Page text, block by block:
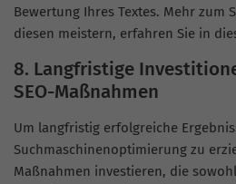
Bewertung Ihres Textes. Mehr zum
diesen meistern, erfahren Sie in
8. Langfristige
SEO-Maßnahmen
Um langfristig erfolgreiche
Suchmaschinenoptimierung zu
Maßnahmen investieren, die